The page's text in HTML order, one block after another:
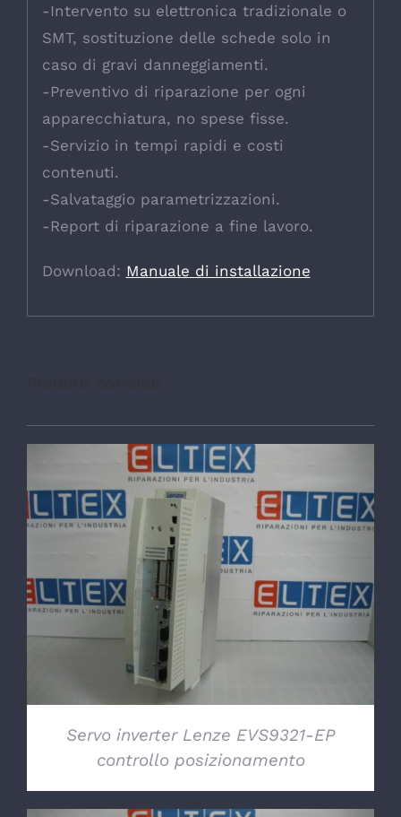
-Intervento su elettronica tradizionale o
SMT, sostituzione delle schede solo in
caso di gravi danneggiamenti.
-Preventivo di riparazione per ogni
apparecchiatura, no spese fisse.
-Servizio in tempi rapidi e costi
contenuti.
-Salvataggio parametrizzazioni.
-Report di riparazione a fine lavoro.
Download: Manuale di installazione
DETTAGLI
Servo inverter Lenze EVS9321-EP
controllo posizionamento